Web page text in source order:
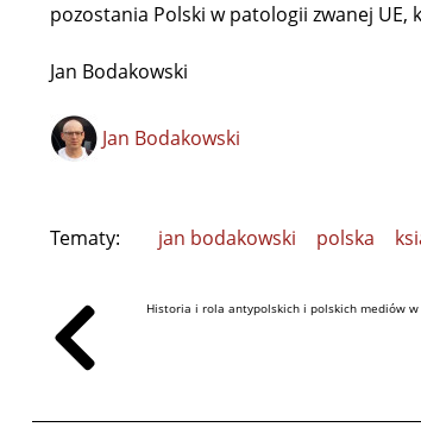
pozostania Polski w patologii zwanej UE,
Jan Bodakowski
Jan Bodakowski
Tematy: jan bodakowski polska
Historia i rola antypolskich i polskich mediów w